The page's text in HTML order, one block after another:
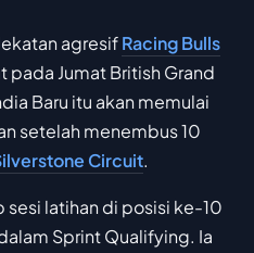
agresifRacing Bulls
Jumat British Grand
Baru itu akan memulai
setelah menembus 10
Circuit.
latihan di posisi ke-10
Sprint Qualifying. Ia